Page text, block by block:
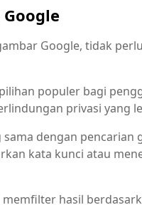
Google, tidak
populer bagi
privasi yang
dengan pencarian
kata kunci atau
hasil